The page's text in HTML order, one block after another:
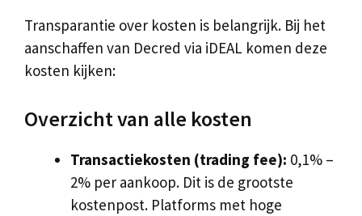
Transparantie over kosten is belangrijk. Bij het
aanschaffen van Decred via iDEAL komen deze
kosten kijken:
Overzicht van alle kosten
Transactiekosten (trading fee): 0,1% –
2% per aankoop. Dit is de grootste
kostenpost. Platforms met hoge